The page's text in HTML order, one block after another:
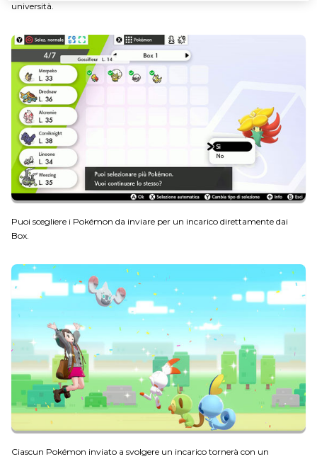
università.
Puoi scegliere i Pokémon da inviare per un incarico direttamente dai
Box.
Ciascun Pokémon inviato a svolgere un incarico tornerà con un